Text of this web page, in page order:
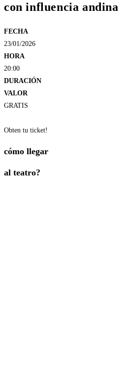
con influencia andina
FECHA
23/01/2026
HORA
20:00
DURACIÓN
VALOR
GRATIS
Obten tu ticket!
cómo llegar
al teatro?